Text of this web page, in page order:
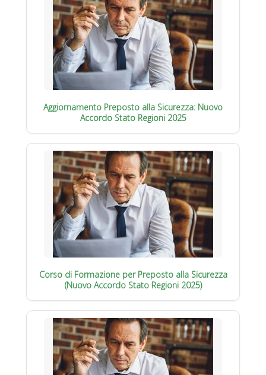
Aggiornamento Preposto alla Sicurezza: Nuovo
Accordo Stato Regioni 2025
Corso di Formazione per Preposto alla Sicurezza
(Nuovo Accordo Stato Regioni 2025)